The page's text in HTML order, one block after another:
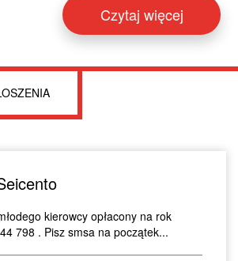
Czytaj więcej
kierowcy opłacony na rok
798 . Pisz smsa na początek...